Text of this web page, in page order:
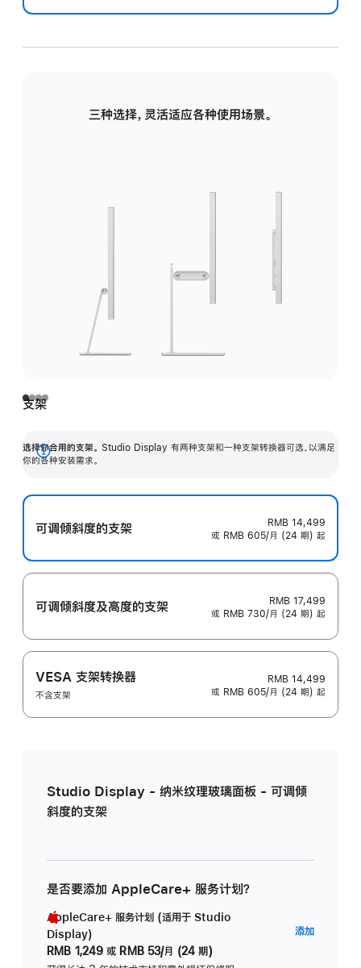
三种选择，灵活适应各种使用场景。
支架
选择你合用的支架。 Studio Display 有两种支架和一种支架转换器可选，以满足
你的各种安装需求。
展
可调倾斜度的支架
RMB 14,499
或 RMB 605/月 (24 期) 起
可调倾斜度及高‍度的支‍架
RMB 17,499
或 RMB 730/月 (24 期) 起
VESA 支架转换器
不含支架
RMB 14,499
或 RMB 605/月 (24 期) 起
Studio Display - 纳米纹理玻璃面板 - 可调倾
斜度的支架
是否要添加 AppleCare+ 服务计划？
AppleCare+ 服务计划 (适用于 Studio
Display)
RMB 1,249 或 RMB 53/月 (24 期)
添加